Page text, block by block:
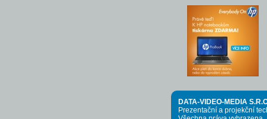
DATA-VIDEO-MEDIA
Prezentační a projekční